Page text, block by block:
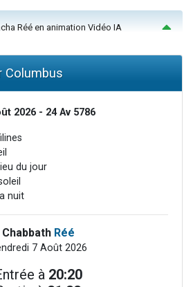
Réé en animation Vidéo IA
Columbus
2026 - 24 Av 5786
du jour
nuit
Chabbath Réé
7 Août 2026
à 20:20